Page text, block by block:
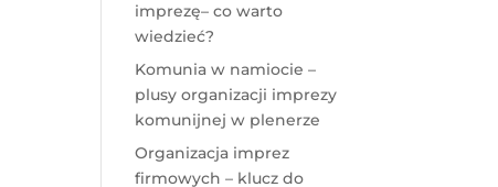
imprezę– co warto
wiedzieć?
Komunia w namiocie –
plusy organizacji imprezy
komunijnej w plenerze
Organizacja imprez
firmowych – klucz do